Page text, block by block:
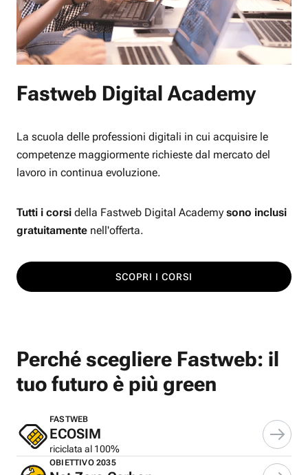
Fastweb Digital Academy
La scuola delle professioni digitali in cui acquisire le
competenze maggiormente richieste dal mercato del
lavoro in continua evoluzione.
Tutti i corsi della Fastweb Digital Academy sono inclusi
gratuitamente nell'offerta.
SCOPRI I CORSI
Perché scegliere Fastweb: il
tuo futuro è più green
FASTWEB
ECOSIM
riciclata al 100%
OBIETTIVO 2035